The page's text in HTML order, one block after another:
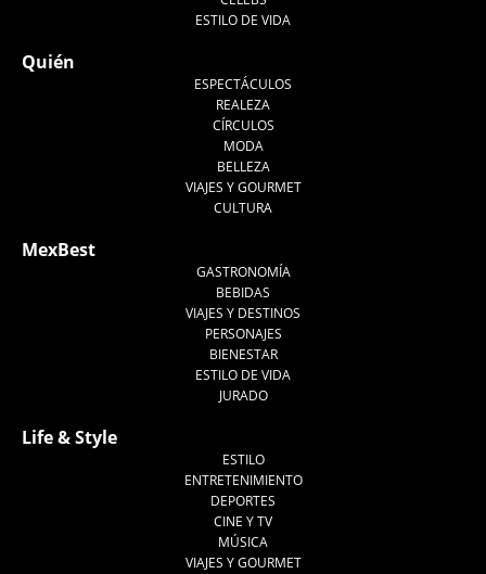
ESTILO DE VIDA
Quién
ESPECTÁCULOS
REALEZA
CÍRCULOS
MODA
BELLEZA
VIAJES Y GOURMET
CULTURA
MexBest
GASTRONOMÍA
BEBIDAS
VIAJES Y DESTINOS
PERSONAJES
BIENESTAR
ESTILO DE VIDA
JURADO
Life & Style
ESTILO
ENTRETENIMIENTO
DEPORTES
CINE Y TV
MÚSICA
VIAJES Y GOURMET